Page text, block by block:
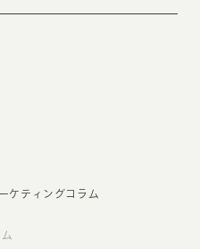
ケティングコラム